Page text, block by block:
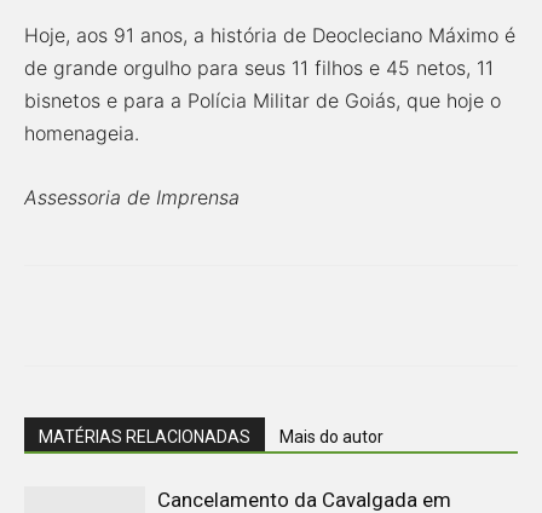
Hoje, aos 91 anos, a história de Deocleciano Máximo é
de grande orgulho para seus 11 filhos e 45 netos, 11
bisnetos e para a Polícia Militar de Goiás, que hoje o
homenageia.
Assessoria de Imprensa
MATÉRIAS RELACIONADAS Mais do autor
Cancelamento da Cavalgada em